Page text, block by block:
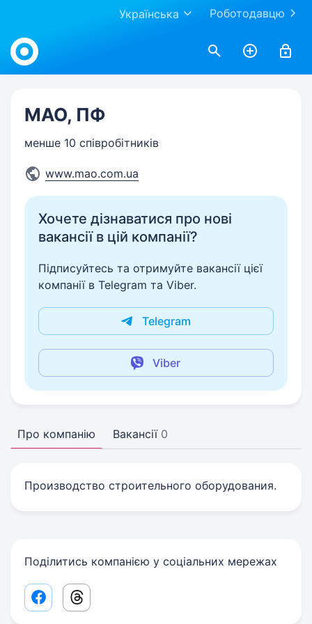
Роботодавцю
Українська
Work.ua
МАО, ПФ
менше 10 співробітників
www.mao.com.ua
Хочете дізнаватися про нові
вакансії в цій компанії?
Підписуйтесь та отримуйте вакансії цієї
компанії в Telegram та Viber.
Telegram
Viber
Про компанію Вакансії 0
Производство строительного оборудования.
Поділитись компанією у соціальних мережах
Facebook share link
Threads share link